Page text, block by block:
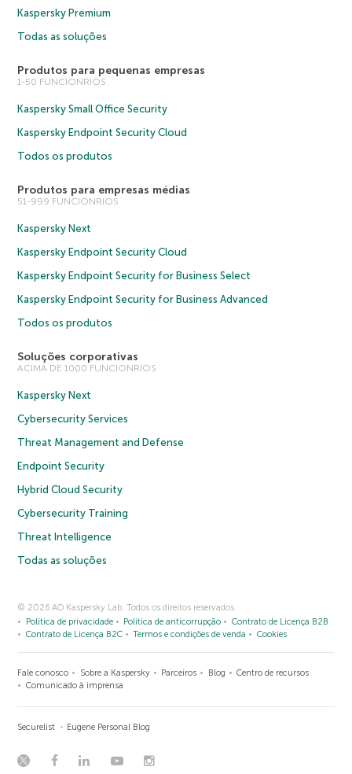
Kaspersky Premium
Todas as soluções
Produtos para pequenas empresas
1-50 FUNCIONRIOS
Kaspersky Small Office Security
Kaspersky Endpoint Security Cloud
Todos os produtos
Produtos para empresas médias
51-999 FUNCIONRIOS
Kaspersky Next
Kaspersky Endpoint Security Cloud
Kaspersky Endpoint Security for Business Select
Kaspersky Endpoint Security for Business Advanced
Todos os produtos
Soluções corporativas
ACIMA DE 1000 FUNCIONRIOS
Kaspersky Next
Cybersecurity Services
Threat Management and Defense
Endpoint Security
Hybrid Cloud Security
Cybersecurity Training
Threat Intelligence
Todas as soluções
© 2026 AO Kaspersky Lab. Todos os direitos reservados.
Política de privacidade
Política de anticorrupção
Contrato de Licença B2B
Contrato de Licença B2C
Termos e condições de venda Cookies
Fale conosco Sobre a Kaspersky Parceiros Blog
Centro de recursos
Comunicado à imprensa
Securelist Eugene Personal Blog